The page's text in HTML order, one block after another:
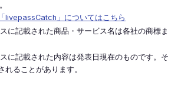
livepassCatch」についてはこちら
に記載された商品・サービス名は各社の商標ま
に記載された内容は発表日現在のものです。そ
れることがあります。